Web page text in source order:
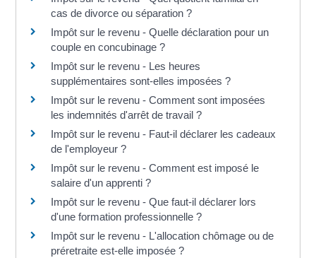
cas de divorce ou séparation ?
Impôt sur le revenu - Quelle déclaration pour un
couple en concubinage ?
Impôt sur le revenu - Les heures
supplémentaires sont-elles imposées ?
Impôt sur le revenu - Comment sont imposées
les indemnités d'arrêt de travail ?
Impôt sur le revenu - Faut-il déclarer les cadeaux
de l'employeur ?
Impôt sur le revenu - Comment est imposé le
salaire d'un apprenti ?
Impôt sur le revenu - Que faut-il déclarer lors
d'une formation professionnelle ?
Impôt sur le revenu - L'allocation chômage ou de
préretraite est-elle imposée ?